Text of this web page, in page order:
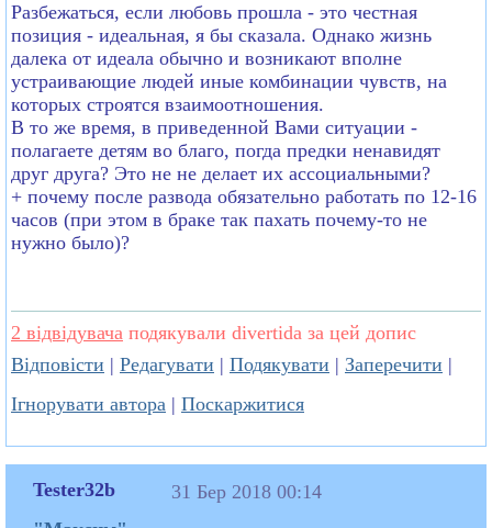
Разбежаться, если любовь прошла - это честная
позиция - идеальная, я бы сказала. Однако жизнь
далека от идеала обычно и возникают вполне
устраивающие людей иные комбинации чувств, на
которых строятся взаимоотношения.
В то же время, в приведенной Вами ситуации -
полагаете детям во благо, погда предки ненавидят
друг друга? Это не не делает их ассоциальными?
+ почему после развода обязательно работать по 12-16
часов (при этом в браке так пахать почему-то не
нужно было)?
2 відвідувача подякували divertida за цей допис
Відповісти | Редагувати | Подякувати | Заперечити |
Ігнорувати автора | Поскаржитися
Tester32b
31 Бер 2018 00:14